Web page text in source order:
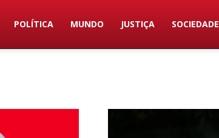
Duas
POLÍTICA MUNDO JUSTIÇA SOCIEDADE